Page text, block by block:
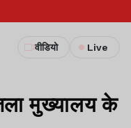
वीडियो Live
मुख्यालय के